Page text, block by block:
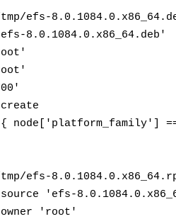
efs-
==
efs-
'root'